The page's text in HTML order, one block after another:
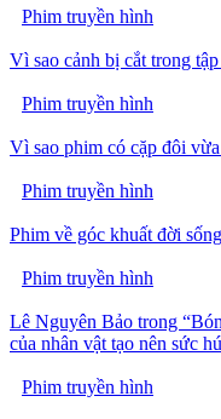
Phim truyền hình
Vì sao cảnh bị cắt trong
Phim truyền hình
Vì sao phim có cặp đôi
Phim truyền hình
Phim về góc khuất đời
Phim truyền hình
Lê Nguyên Bảo trong
của nhân vật tạo nên sức
Phim truyền hình